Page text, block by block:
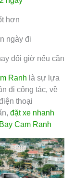
hơn
ngày đi
đổi giờ nếu cần
Ranh là sự lựa
đi công tác, về
thoại
đặt xe nhanh
Cam Ranh